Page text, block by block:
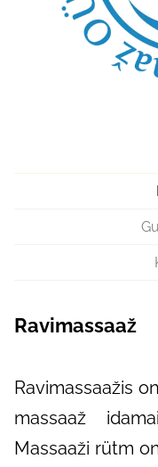
Ravimassaaž
Ravimassaažis
massaaž
Massaaži rütm